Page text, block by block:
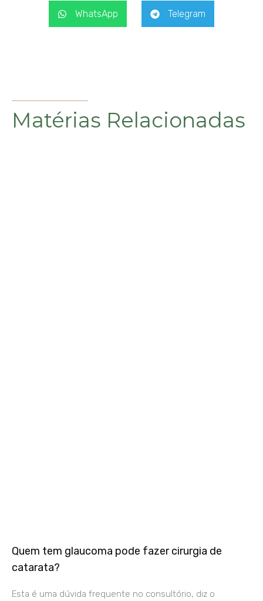
WhatsApp Telegram
Matérias Relacionadas
Quem tem glaucoma pode fazer cirurgia de
catarata?
Esta é uma dúvida frequente no consultório, diz o